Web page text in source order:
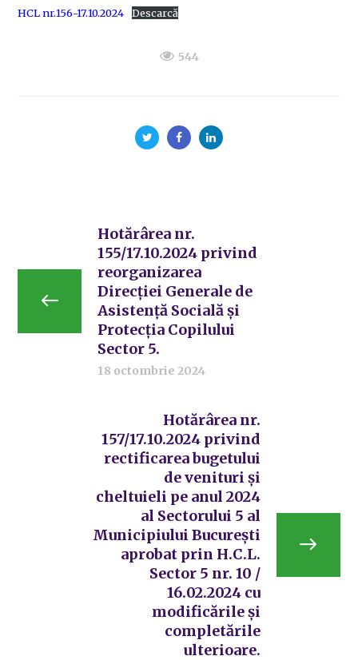
HCL nr.156-17.10.2024 Descarcă
544
Hotărârea nr.
155/17.10.2024 privind
reorganizarea
Direcției Generale de
Asistență Socială și
Protecția Copilului
Sector 5.
18 octombrie 2024
Hotărârea nr.
157/17.10.2024 privind
rectificarea bugetului
de venituri și
cheltuieli pe anul 2024
al Sectorului 5 al
Municipiului București
aprobat prin H.C.L.
Sector 5 nr. 10 /
16.02.2024 cu
modificările și
completările
ulterioare.